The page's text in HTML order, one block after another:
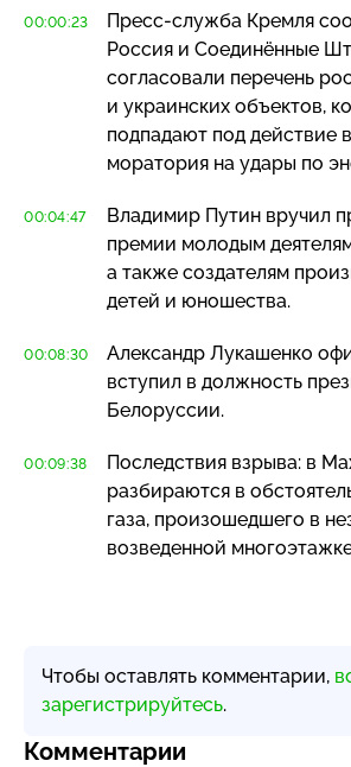
00:00:23 Пресс-служба Кремля
Россия и Соединённые
согласовали перечень
и украинских объектов,
подпадают под действие
моратория на удары по
00:04:47
Владимир Путин вручил
премии молодым
а также создателям
детей и юношества.
00:08:30
Александр Лукашенко
вступил в должность
Белоруссии.
00:09:38
Последствия взрыва: в
разбираются в
газа, произошедшего в
возведенной
Чтобы оставлять комментарии,
зарегистрируйтесь.
Комментарии